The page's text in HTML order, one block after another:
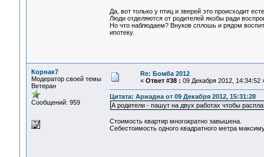
Да, вот только у птиц и зверей это происходит
Люди отделяются от родителей якобы ради
Но что наблюдаем? Внуков сплошь и рядом
ипотеку.
Корнак7
Модератор своей темы
Ветеран
Сообщений: 959
Re: Бомба 2012
« Ответ #38 : 09 Декабря 2012, 14:34:52
Цитата: Ариадна от 09 Декабря 2012, 15:31:28
А родители - пашут на двух работах чтобы
Стоимость квартир многократно завышена.
Себестоимость одного квадратного метра